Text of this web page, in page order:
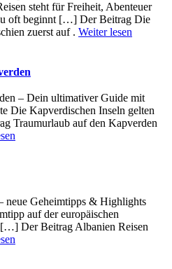
steht für Freiheit, Abenteuer
oft beginnt […] Der Beitrag Die
zuerst auf . Weiter lesen
– Dein ultimativer Guide mit
Die Kapverdischen Inseln gelten
Traumurlaub auf den Kapverden
neue Geheimtipps & Highlights
auf der europäischen
Der Beitrag Albanien Reisen